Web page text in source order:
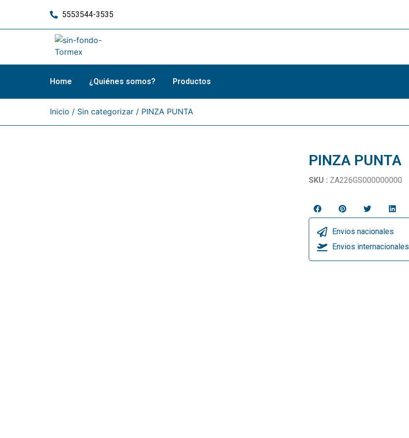
5553544-3535
Home ¿Quiénes somos? Productos
Inicio / Sin categorizar / PINZA PUNTA
PINZA PUNTA
SKU : ZA226GS000000000
Envios nacionales
Envios internacionales